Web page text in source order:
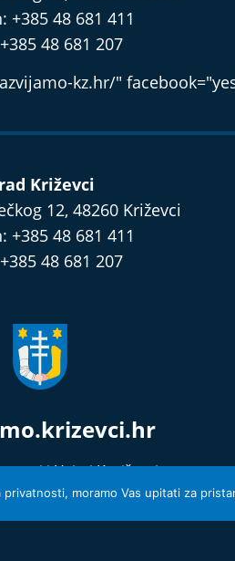
+385 48 681 411
48 681 207
kz.hr/"
Križevci
12, 48260 Križevci
+385 48 681 411
48 681 207
i Uvjeti Korištenja
Grad Križevcimoramo Vas upitati za